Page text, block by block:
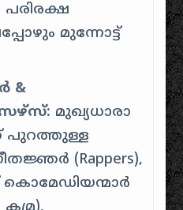
മുന്നോട്ട്
&
മുഖ്യധാരാ
പുറത്തുള്ള
(Rappers),
കൊമേഡിയന്മാർ